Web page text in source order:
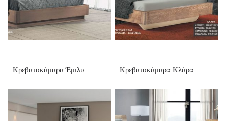
Κρεβατοκάμαρα Έμιλυ Κρεβατοκάμαρα Κλάρα